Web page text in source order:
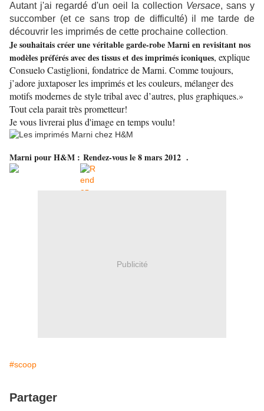
Autant j'ai regardé d'un oeil la collection Versace, sans y
succomber (et ce sans trop de difficulté) il me tarde de
découvrir les imprimés de cette prochaine collection
Je souhaitais créer une véritable garde-robe Marni en revisitant nos
modèles préférés avec des tissus et des imprimés iconiques, explique
Consuelo Castiglioni, fondatrice de Marni. Comme toujours,
j’adore juxtaposer les imprimés et les couleurs, mélanger des
motifs modernes de style tribal avec d’autres, plus graphiques.»
Tout cela parait très prometteur!
Je vous livrerai plus d'image en temps voulu!
Marni pour H&M : Rendez-vous le 8 mars 2012 .
Publicité
#scoop
Partager